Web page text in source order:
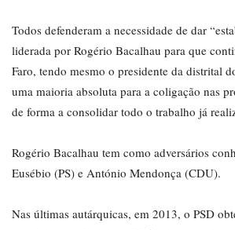
Todos defenderam a necessidade de dar
liderada por Rogério Bacalhau para que
Faro, tendo mesmo o presidente da distrital
uma maioria absoluta para a coligação nas
de forma a consolidar todo o trabalho já
Rogério Bacalhau tem como adversários
Eusébio (PS) e António Mendonça (CDU).
Nas últimas autárquicas, em 2013, o PSD